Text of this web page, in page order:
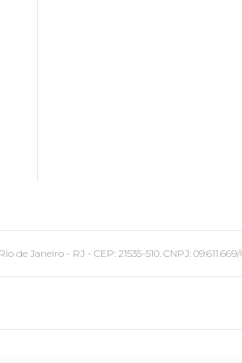
Janeiro - RJ - CEP: 21535-510. CNPJ: 09.611.669/